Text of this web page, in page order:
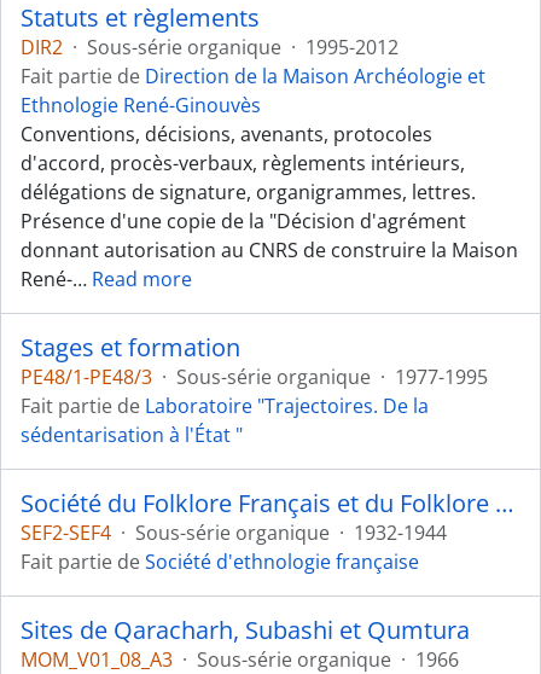
Statuts et règlements
DIR2 · Sous-série organique · 1995-2012
Fait partie de Direction de la Maison Archéologie et
Ethnologie René-Ginouvès
Conventions, décisions, avenants, protocoles
d'accord, procès-verbaux, règlements intérieurs,
délégations de signature, organigrammes, lettres.
Présence d'une copie de la "Décision d'agrément
donnant autorisation au CNRS de construire la Maison
René-… Read more
Stages et formation
PE48/1-PE48/3 · Sous-série organique · 1977-1995
Fait partie de Laboratoire "Trajectoires. De la
sédentarisation à l'État "
Société du Folklore Français et du Folklore Colonial
SEF2-SEF4 · Sous-série organique · 1932-1944
Fait partie deSociété d'ethnologie française
Sites de Qaracharh, Subashi et Qumtura
MOM_V01_08_A3 · Sous-série organique · 1966